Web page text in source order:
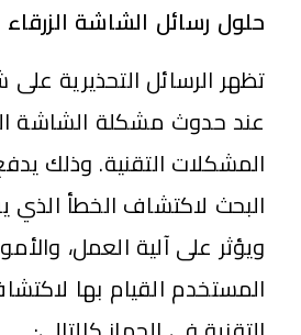
حلول رسائل الشاشة الزرقاء
تظهر الرسائل التحذيرية
عند حدوث مشكلة الشاشة
المشكلات التقنية. وذلك
البحث لاكتشاف الخطأ الذي
ويؤثر على آلية العمل،
المستخدم القيام بها